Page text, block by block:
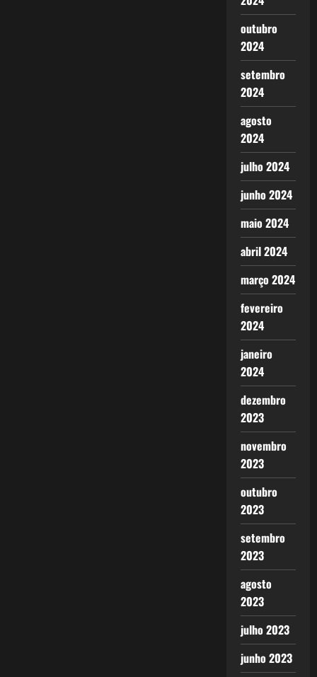
outubro
2024
setembro
2024
agosto
2024
julho 2024
junho 2024
maio 2024
abril 2024
março 2024
fevereiro
2024
janeiro
2024
dezembro
2023
novembro
2023
outubro
2023
setembro
2023
agosto
2023
julho 2023
junho 2023